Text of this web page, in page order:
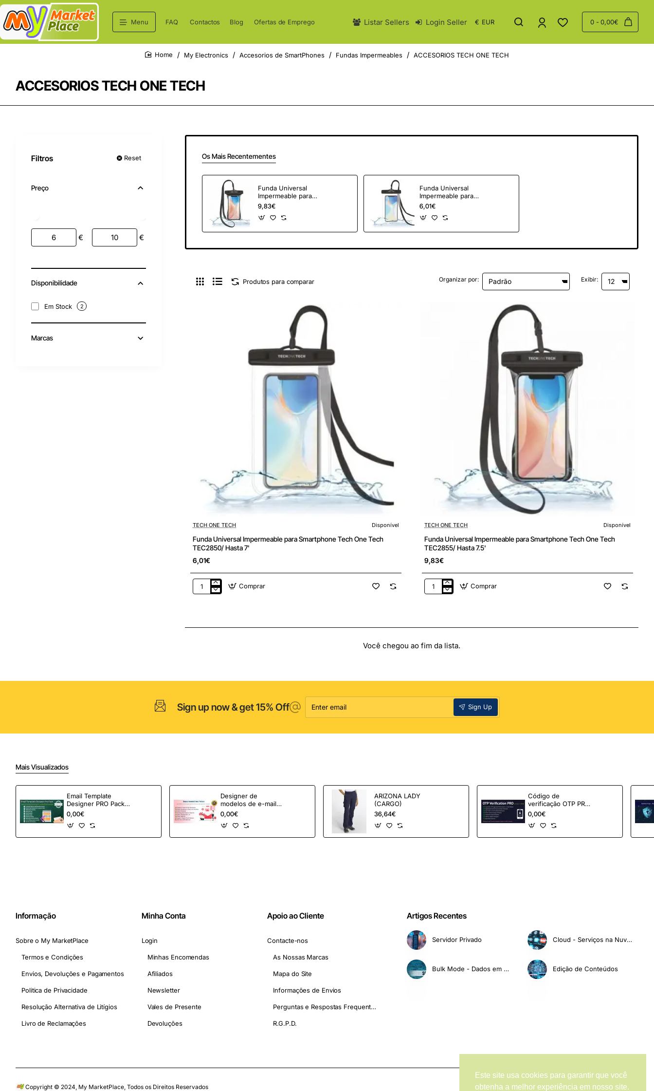
Este site usa cookies para garantir que você
obtenha a melhor experiência em nosso site.
Menu FAQ Contactos Blog Ofertas de Emprego Listar Sellers Login Seller € EUR 0 - 0,00€
ACCESORIOS TECH ONE TECH
My Electronics Accesorios de SmartPhones Fundas Impermeables ACCESORIOS TECH ONE TECH
Filtros Reset
Preço
€ €
Disponibilidade
Em Stock 2
Marcas
Os Mais Recentementes
Funda Universal
Impermeable para
Smartphone Tech One
Tech TEC2855/ Hasta
7.5'
9,83€
Funda Universal
Impermeable para
Smartphone Tech One
Tech TEC2850/ Hasta
7'
6,01€
Produtos para comparar Organizar por: Exibir:
TECH ONE TECH Disponível
Funda Universal Impermeable para Smartphone Tech One Tech
TEC2850/ Hasta 7'
6,01€
Funda
Tech
Comprar
TECH ONE TECH Disponível
Funda Universal Impermeable para Smartphone Tech One Tech
TEC2855/ Hasta 7.5'
9,83€
Funda
Tech
Tech
Comprar
Você chegou ao fim da lista.
Sign up now & get 15% Off
Enter
email
Sign Up
Mais Visualizados
Email Template
Designer PRO Pack –
Automação de e-
mail definitiva para
OpenCart
0,00€
Designer de
modelos de e-mail
OpenCart e
ferramentas de
marketing
0,00€
ARIZONA LADY
(CARGO)
36,64€
Código de
verificação OTP PRO
para OpenCart
0,00€
Informação
Sobre o My MarketPlace
Termos e Condições
Envios, Devoluções e Pagamentos
Politica de Privacidade
Resolução Alternativa de Litígios
Livro de Reclamações
Minha Conta
Login
Minhas Encomendas
Afiliados
Newsletter
Vales de Presente
Devoluções
Apoio ao Cliente
Contacte-nos
As Nossas Marcas
Mapa do Site
Informações de Envios
Perguntas e Respostas Frequentes - FAQ
R.G.P.D.
Artigos Recentes
Servidor Privado Cloud - Serviços na Nuvem
Bulk Mode - Dados em Massa Edição de Conteúdos
Copyright © 2024, My MarketPlace, Todos os Direitos Reservados